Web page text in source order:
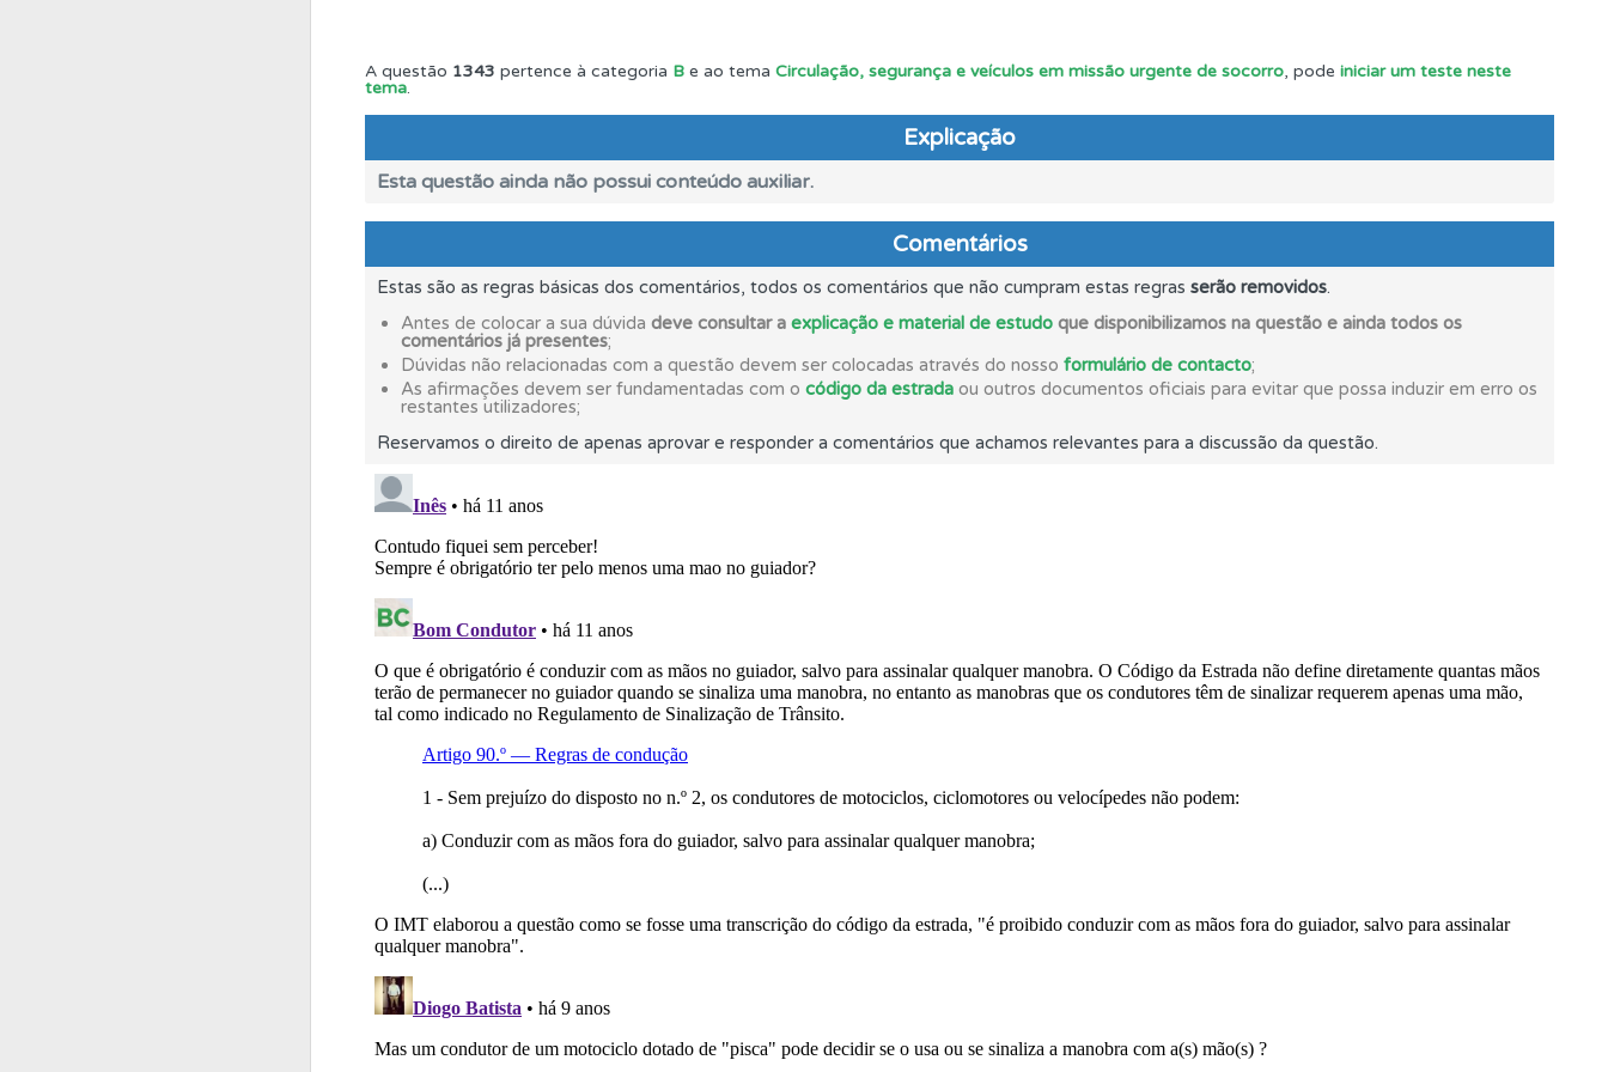
Use os atalhos de teclado para responder aos testes mais rapidamente.
Testes Deve fazer o teste que recomendamos para obter os melhores resultados.
Biblioteca Consulte o código da estrada na nossa biblioteca.
Testes O teste "Difícil" apresenta-lhe as questões mais falhadas na plataforma.
Tem um histórico dos seus testes no seu perfil.
Ajuda
Conta Crie uma conta para poder partilhar o seu perfil com os seus amigos.
Saiba no seu perfil se já está preparado para ir a exame.
A questão 1343 pertence à categoria B e ao tema Circulação, segurança e veículos em missão urgente de socorro, pode iniciar um teste neste
tema.
Explicação
Esta questão ainda não possui conteúdo auxiliar.
Comentários
Estas são as regras básicas dos comentários, todos os comentários que não cumpram estas regras serão removidos.
Antes de colocar a sua dúvida deve consultar a explicação e material de estudo que disponibilizamos na questão e ainda todos os
comentários já presentes;
Dúvidas não relacionadas com a questão devem ser colocadas através do nosso formulário de contacto;
As afirmações devem ser fundamentadas com o código da estrada ou outros documentos oficiais para evitar que possa induzir em erro os
restantes utilizadores;
Reservamos o direito de apenas aprovar e responder a comentários que achamos relevantes para a discussão da questão.